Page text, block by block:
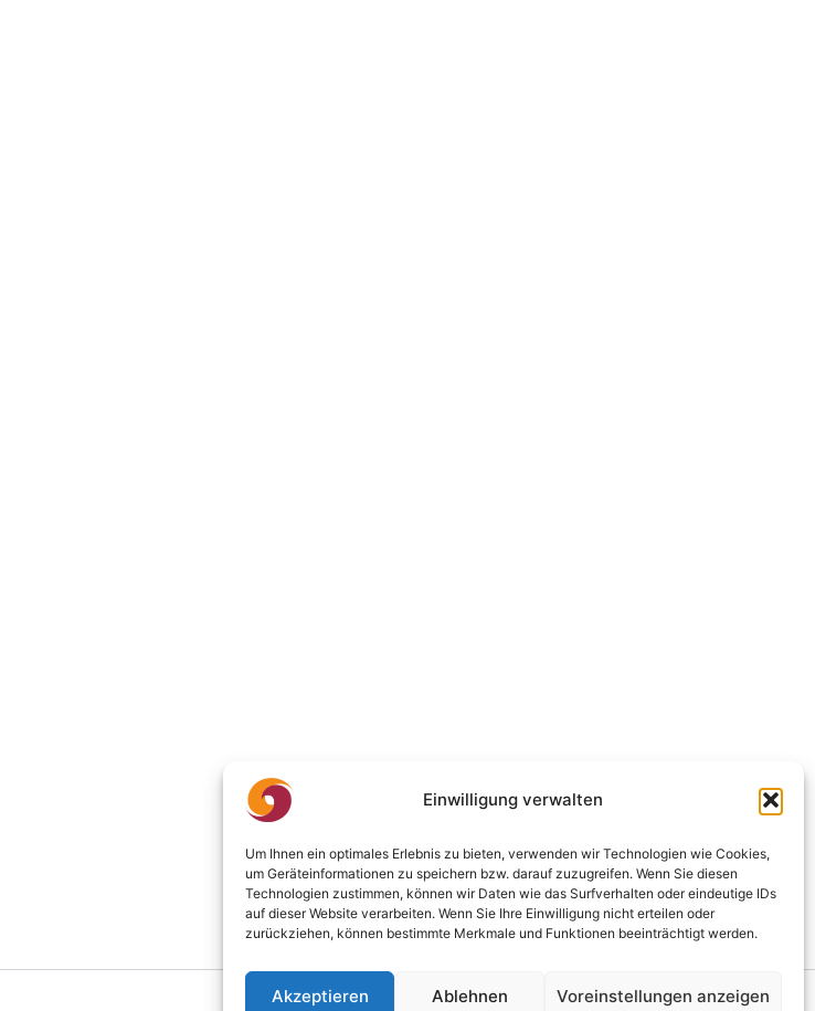
Einwilligung verwalten
Um Ihnen ein optimales Erlebnis zu bieten, verwenden wir Technologien wie Cookies,
um Geräteinformationen zu speichern bzw. darauf zuzugreifen. Wenn Sie diesen
Technologien zustimmen, können wir Daten wie das Surfverhalten oder eindeutige IDs
auf dieser Website verarbeiten. Wenn Sie Ihre Einwilligung nicht erteilen oder
zurückziehen, können bestimmte Merkmale und Funktionen beeinträchtigt werden.
Akzeptieren Ablehnen Voreinstellungen anzeigen